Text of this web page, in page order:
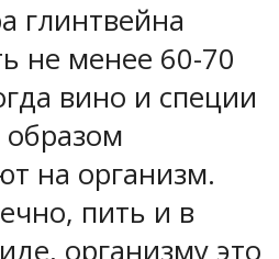
глинтвейна
не менее 60-70
вино и специи
на организм.
пить и в
организму это